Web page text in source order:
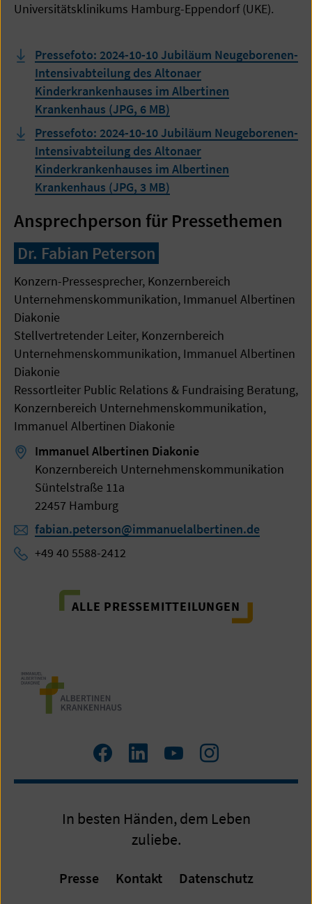
Universitätsklinikums Hamburg-Eppendorf (UKE).
Pressefoto: 2024-10-10 Jubiläum Neugeborenen-
Intensivabteilung des Altonaer
Kinderkrankenhauses im Albertinen
Krankenhaus (JPG, 6 MB)
Pressefoto: 2024-10-10 Jubiläum Neugeborenen-
Intensivabteilung des Altonaer
Kinderkrankenhauses im Albertinen
Krankenhaus (JPG, 3 MB)
Ansprechperson für Pressethemen
Dr. Fabian Peterson
Konzern-Pressesprecher, Konzernbereich
Unternehmenskommunikation, Immanuel Albertinen
Diakonie
Stellvertretender Leiter, Konzernbereich
Unternehmenskommunikation, Immanuel Albertinen
Diakonie
Ressortleiter Public Relations & Fundraising Beratung,
Konzernbereich Unternehmenskommunikation,
Immanuel Albertinen Diakonie
Immanuel Albertinen Diakonie
Konzernbereich Unternehmenskommunikation
Süntelstraße 11a
22457 Hamburg
fabian.peterson@immanuelalbertinen.de
+49 40 5588-2412
ALLE PRESSEMITTEILUNGEN
Zum
Facebook
Zum
LinkedIn
Zum
YouTube
Zum
Instagram
In besten Händen, dem Leben
zuliebe.
Presse Kontakt Datenschutz